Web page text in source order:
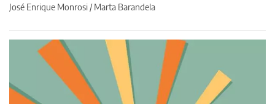
José Enrique Monrosi / Marta Barandela